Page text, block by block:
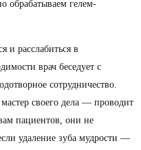
обрабатываем гелем-
и расслабиться в
врач беседует с
сотрудничество.
своего дела — проводит
пациентов, они не
удаление зуба мудрости —